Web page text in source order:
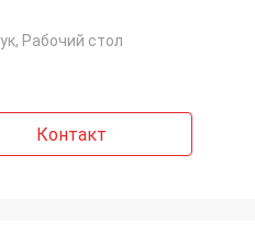
Рабочий стол
Контакт